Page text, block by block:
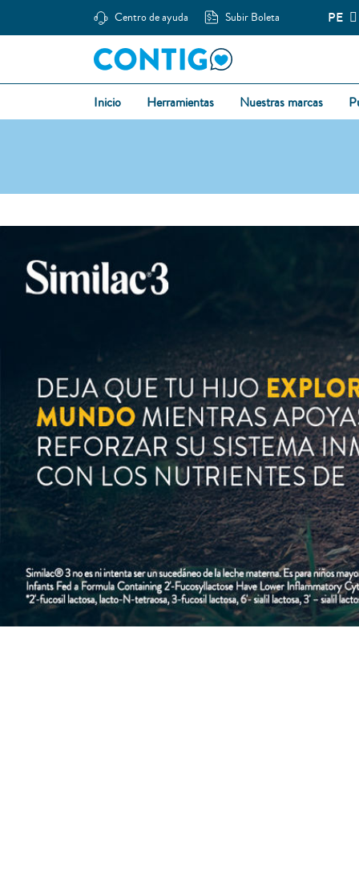
Centro de ayuda Subir Boleta PE
Inicio Herramientas Nuestras marcas